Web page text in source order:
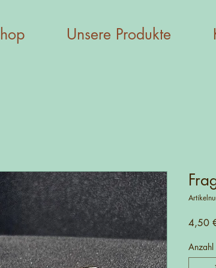
Unsere Produkte
4,50
Anzahl